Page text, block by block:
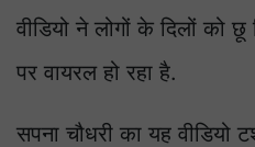
वीडियो ने लोगों के दिलों को
पर वायरल हो रहा है.
सपना चौधरी का यह वीडियो